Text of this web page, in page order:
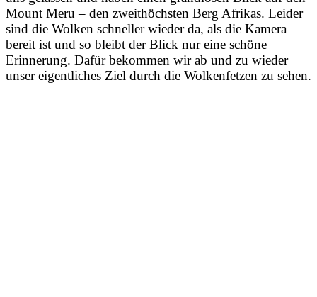
Mount Meru – den zweithöchsten Berg Afrikas. Leider
sind die Wolken schneller wieder da, als die Kamera
bereit ist und so bleibt der Blick nur eine schöne
Erinnerung. Dafür bekommen wir ab und zu wieder
unser eigentliches Ziel durch die Wolkenfetzen zu sehen.